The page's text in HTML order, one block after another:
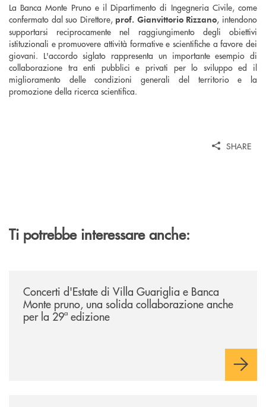
La Banca Monte Pruno e il Dipartimento di Ingegneria Civile, come
confermato dal suo Direttore, prof. Gianvittorio Rizzano, intendono
supportarsi reciprocamente nel raggiungimento degli obiettivi
istituzionali e promuovere attività formative e scientifiche a favore dei
giovani. L'accordo siglato rappresenta un importante esempio di
collaborazione tra enti pubblici e privati per lo sviluppo ed il
miglioramento delle condizioni generali del territorio e la
promozione della ricerca scientifica.
SHARE
Ti potrebbe interessare anche:
Concerti d'Estate di Villa Guariglia e Banca
Monte pruno, una solida collaborazione anche
per la 29ª edizione